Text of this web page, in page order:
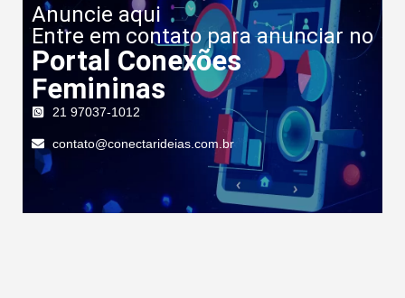
Anuncie aqui
Entre em contato para anunciar no
Portal Conexões
Femininas
21 97037-1012
contato@conectarideias.com.br